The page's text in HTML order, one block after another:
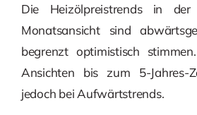
Die Heizölpreistrends in
Monatsansicht sind
begrenzt optimistisch
Ansichten bis zum 5-Jahres-
jedoch bei Aufwärtstrends.